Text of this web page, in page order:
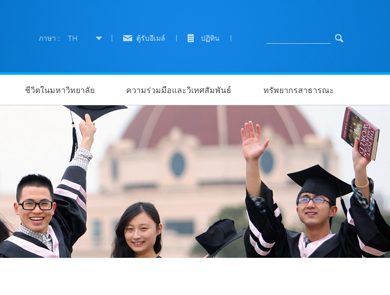
ภาษา : TH ตู้รับอีเมล์ ปฏิทิน
ชีวิตในมหาวิทยาลัย ความร่วมมือและวิเทศสัมพันธ์ ทรัพยากรสาธารณะ